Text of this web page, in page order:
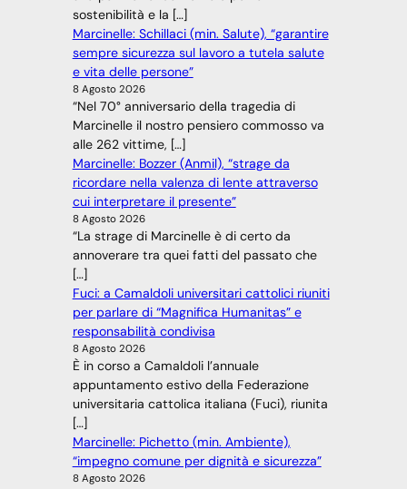
sostenibilità e la […]
Marcinelle: Schillaci (min. Salute), “garantire
sempre sicurezza sul lavoro a tutela salute
e vita delle persone”
8 Agosto 2026
“Nel 70° anniversario della tragedia di
Marcinelle il nostro pensiero commosso va
alle 262 vittime, […]
Marcinelle: Bozzer (Anmil), “strage da
ricordare nella valenza di lente attraverso
cui interpretare il presente”
8 Agosto 2026
“La strage di Marcinelle è di certo da
annoverare tra quei fatti del passato che
[…]
Fuci: a Camaldoli universitari cattolici riuniti
per parlare di “Magnifica Humanitas” e
responsabilità condivisa
8 Agosto 2026
È in corso a Camaldoli l’annuale
appuntamento estivo della Federazione
universitaria cattolica italiana (Fuci), riunita
[…]
Marcinelle: Pichetto (min. Ambiente),
“impegno comune per dignità e sicurezza”
8 Agosto 2026